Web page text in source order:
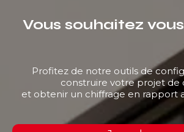
Vous souhaitez
Profitez de notre outils de
construire votre projet de
et obtenir un chiffrage en rapport